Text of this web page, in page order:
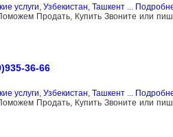
услуги Узбекистан, Ташкент...
Продать, Купить Звоните или
36-66
услуги, Узбекистан, Ташкент...
Продать, Купить Звоните или